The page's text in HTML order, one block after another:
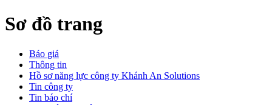
Sơ đồ trang
Báo giá
Thông tin
Hồ sơ năng lực công ty Khánh An Solutions
Tin công ty
Tin báo chí